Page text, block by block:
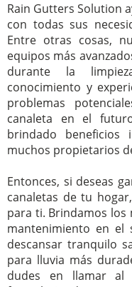
Rain Gutters Solution
con todas sus
Entre otras cosas,
equipos más
durante la
conocimiento y
problemas
canaleta en el
brindado beneficios
muchos propietarios
Entonces, si deseas
canaletas de tu
para ti. Brindamos los
mantenimiento en el
descansar tranquilo
para lluvia más
dudes en llamar al